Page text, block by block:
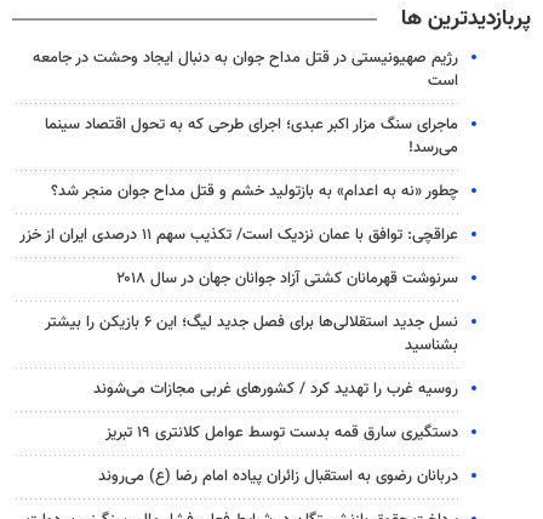
پربازدیدترین ها
رژیم صهیونیستی در قتل مداح جوان به دنبال ایجاد وحشت در جامعه
است
ماجرای سنگ مزار اکبر عبدی؛ اجرای طرحی که به تحول اقتصاد سینما
می‌رسد!
چطور «نه به اعدام» به بازتولید خشم و قتل مداح جوان منجر شد؟
عراقچی: توافق با عمان نزدیک است/ تکذیب سهم ۱۱ درصدی ایران از خزر
سرنوشت قهرمانان کشتی آزاد جوانان جهان در سال ۲۰۱۸
نسل جدید استقلالی‌ها برای فصل جدید لیگ؛ این ۶ بازیکن را بیشتر
بشناسید
روسیه غرب را تهدید کرد / کشورهای غربی مجازات می‌شوند
دستگیری سارق قمه بدست توسط عوامل کلانتری ۱۹ تبریز
دربانان رضوی به استقبال زائران پیاده امام رضا (ع) می‌روند